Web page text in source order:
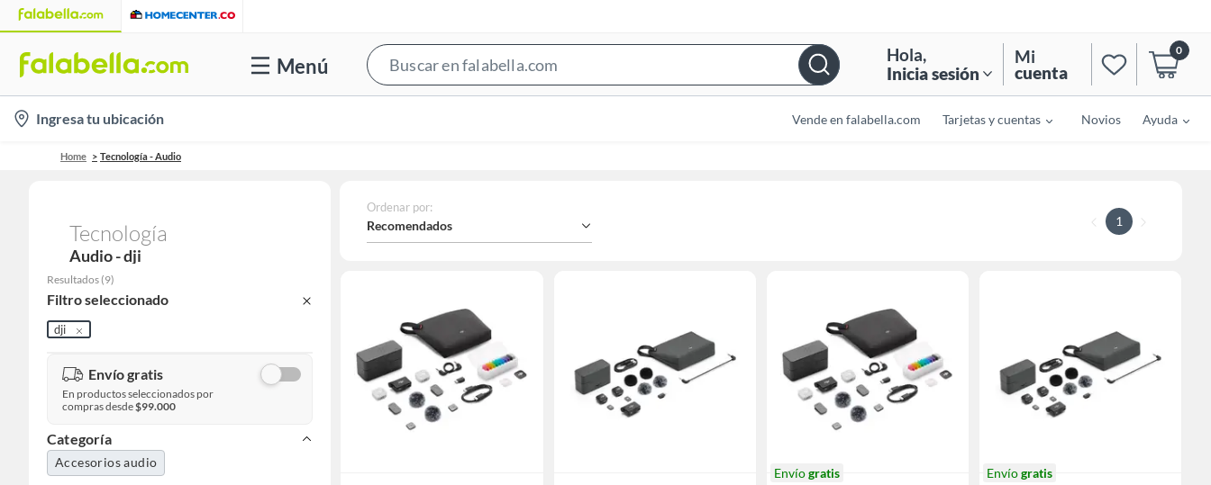
Menú
Bar
Hola,
Inicia sesión
Mi
cuenta
0
location-
icon
Ingresa tu ubicación Vende en falabella.com Tarjetas y cuentas Novios Ayuda
Home Tecnología - Audio
Tecnología
Audio - dji
Resultados (9)
Filtro seleccionado
dji
Envío gratis
En productos seleccionados por
compras desde$99.000
Categoría
Accesorios audio
Ordenar por:
Recomendados 1
Envíogratis Envíogratis